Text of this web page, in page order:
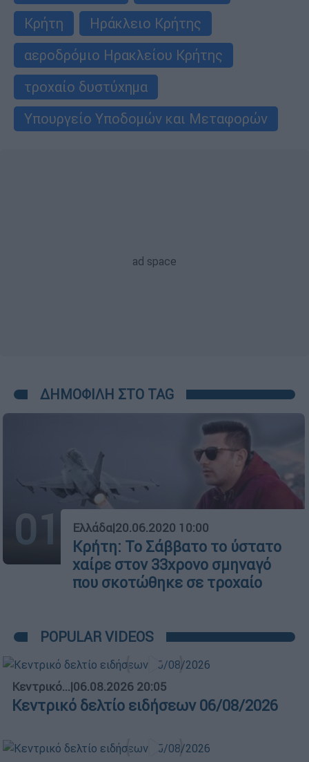
Κρήτη
Ηράκλειο Κρήτης
αεροδρόμιο Ηρακλείου Κρήτης
τροχαίο δυστύχημα
Υπουργείο Υποδομών και Μεταφορών
ΔΗΜΟΦΙΛΗ ΣΤΟ TAG
01 Ελλάδα|20.06.2020 10:00
Κρήτη: Το Σάββατο το ύστατο
χαίρε στον 33χρονο σμηναγό
που σκοτώθηκε σε τροχαίο
POPULAR VIDEOS
Κεντρικό...|06.08.2026 20:05
Κεντρικό δελτίο ειδήσεων 06/08/2026